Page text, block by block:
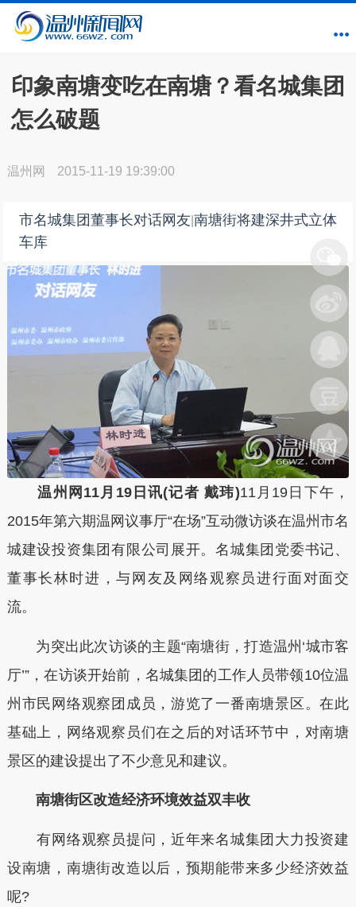
印象南塘变吃在南塘？看名城集团
怎么破题
温州网 2015-11-19 19:39:00
市名城集团董事长对话网友 南塘街将建深井式立体
车库
温州网11月19日讯(记者 戴玮)11月19日下午，
2015年第六期温网议事厅“在场”互动微访谈在温州市名
城建设投资集团有限公司展开。名城集团党委书记、
董事长林时进，与网友及网络观察员进行面对面交
流。
为突出此次访谈的主题“南塘街，打造温州‘城市客
厅’”，在访谈开始前，名城集团的工作人员带领10位温
州市民网络观察团成员，游览了一番南塘景区。在此
基础上，网络观察员们在之后的对话环节中，对南塘
景区的建设提出了不少意见和建议。
南塘街区改造经济环境效益双丰收
有网络观察员提问，近年来名城集团大力投资建
设南塘，南塘街改造以后，预期能带来多少经济效益
呢?